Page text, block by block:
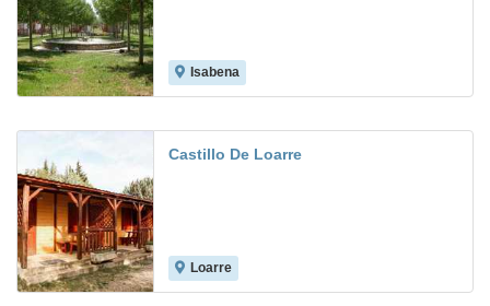
Isabena
Castillo De Loarre
Loarre